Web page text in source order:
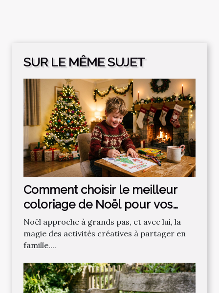
SUR LE MÊME SUJET
Comment choisir le meilleur
coloriage de Noël pour vos
enfants ?
Noël approche à grands pas, et avec lui, la
magie des activités créatives à partager en
famille....